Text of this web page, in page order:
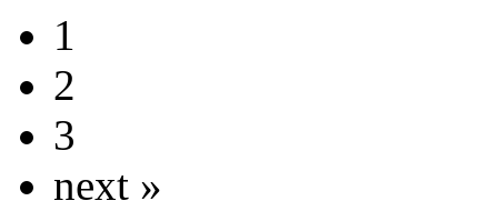
1
2
3
next »